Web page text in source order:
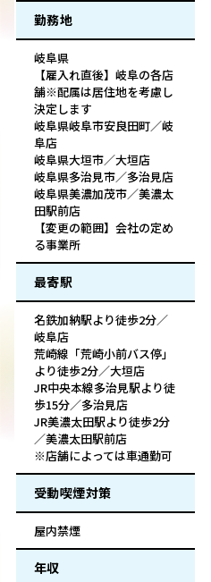
勤務地
岐阜県
【雇入れ直後】岐阜の各店
舗※配属は居住地を考慮し
決定します
岐阜県岐阜市安良田町／岐
阜店
岐阜県大垣市／大垣店
岐阜県多治見市／多治見店
岐阜県美濃加茂市／美濃太
田駅前店
【変更の範囲】会社の定め
る事業所
最寄駅
名鉄加納駅より徒歩2分／
岐阜店
荒崎線「荒崎小前バス停」
より徒歩2分／大垣店
JR中央本線多治見駅より徒
歩15分／多治見店
JR美濃太田駅より徒歩2分
／美濃太田駅前店
※店舗によっては車通勤可
受動喫煙対策
屋内禁煙
年収